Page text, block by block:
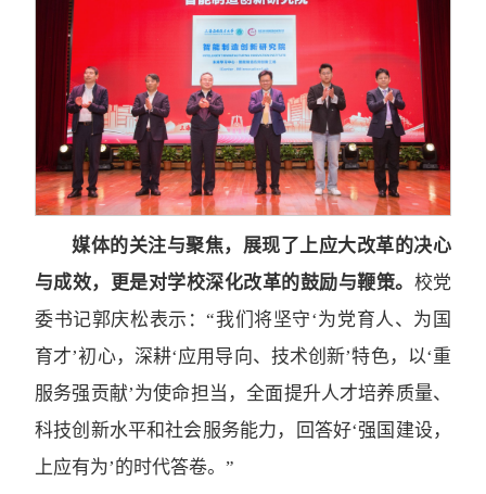
媒体的关注与聚焦，展现了上应大改革的决心
与成效，更是对学校深化改革的鼓励与鞭策。 校党
委书记郭庆松表示：“我们将坚守‘为党育人、为国
育才’初心，深耕‘应用导向、技术创新’特色，以‘重
服务强贡献’为使命担当，全面提升人才培养质量、
科技创新水平和社会服务能力，回答好‘强国建设，
上应有为’的时代答卷。”